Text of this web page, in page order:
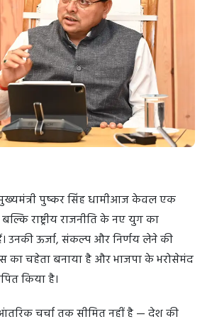
पुष्कर सिंह धामीआज केवल एक
राष्ट्रीय राजनीति के नए युग का
उनकी ऊर्जा, संकल्प और निर्णय लेने की
का चहेता बनाया है और भाजपा के भरोसेमंद
किया है।
चर्चा तक सीमित नहीं है — देश की